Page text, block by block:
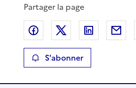
Partager la page
Partager sur Facebook
Partager sur X
Partager
S'abonner